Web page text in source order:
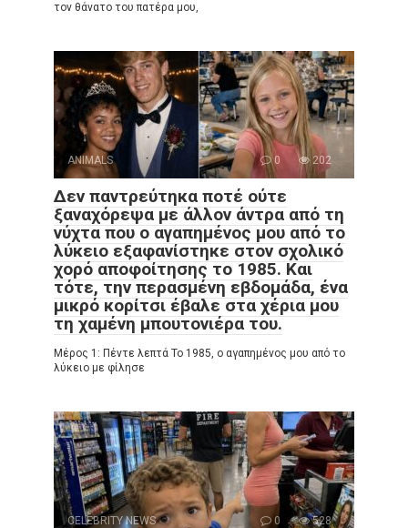
τον θάνατο του πατέρα μου,
ANIMALS 0 202
Δεν παντρεύτηκα ποτέ ούτε
ξαναχόρεψα με άλλον άντρα από τη
νύχτα που ο αγαπημένος μου από το
λύκειο εξαφανίστηκε στον σχολικό
χορό αποφοίτησης το 1985. Και
τότε, την περασμένη εβδομάδα, ένα
μικρό κορίτσι έβαλε στα χέρια μου
τη χαμένη μπουτονιέρα του.
Μέρος 1: Πέντε λεπτά Το 1985, ο αγαπημένος μου από το
λύκειο με φίλησε
CELEBRITY NEWS 0 528